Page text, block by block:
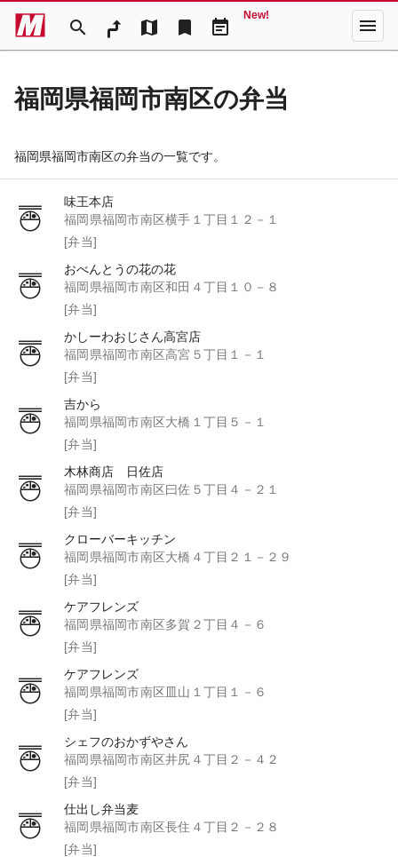
search map bookmark event_note
New! menu
福岡県福岡市南区の弁当
福岡県福岡市南区の弁当の一覧です。
味王本店
福岡県福岡市南区横手１丁目１２－１
[弁当]
おべんとうの花の花
福岡県福岡市南区和田４丁目１０－８
[弁当]
かしーわおじさん高宮店
福岡県福岡市南区高宮５丁目１－１
[弁当]
吉から
福岡県福岡市南区大橋１丁目５－１
[弁当]
木林商店 日佐店
福岡県福岡市南区曰佐５丁目４－２１
[弁当]
クローバーキッチン
福岡県福岡市南区大橋４丁目２１－２９
[弁当]
ケアフレンズ
福岡県福岡市南区多賀２丁目４－６
[弁当]
ケアフレンズ
福岡県福岡市南区皿山１丁目１－６
[弁当]
シェフのおかずやさん
福岡県福岡市南区井尻４丁目２－４２
[弁当]
仕出し弁当麦
福岡県福岡市南区長住４丁目２－２８
[弁当]